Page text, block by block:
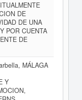
DE
DE UNA
POR CUENTA
DE
MÁLAGA
Y